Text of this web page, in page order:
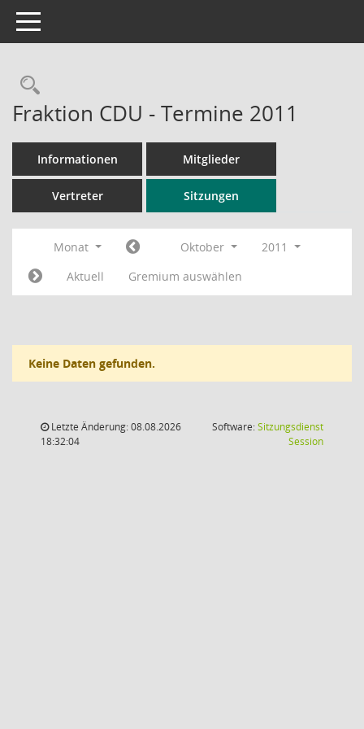
Toggle navigation
Rechercheauswahl
Fraktion CDU - Termine 2011
Informationen Mitglieder
Vertreter Sitzungen
Monat Oktober
2011
Aktuell
Gremium auswählen
Keine Daten gefunden.
Letzte Änderung: 08.08.2026
18:32:04
Software:Sitzungsdienst
Session(Wird in